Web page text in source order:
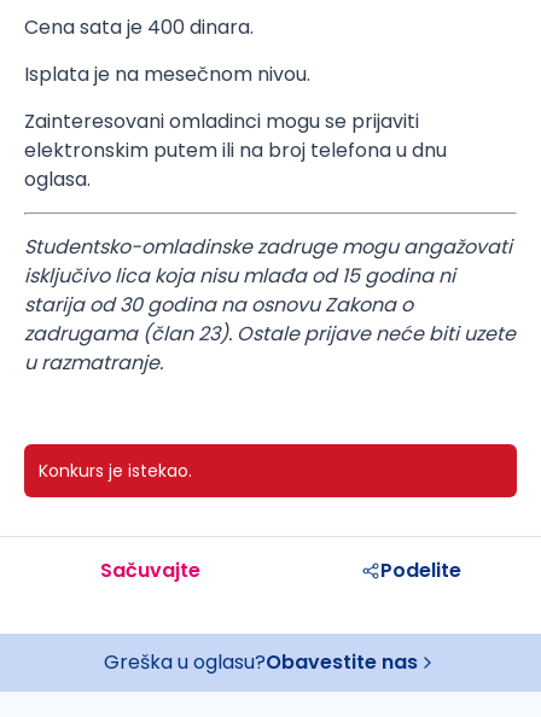
Cena sata je 400 dinara.
Isplata je na mesečnom nivou.
Zainteresovani omladinci mogu se prijaviti
elektronskim putem ili na broj telefona u dnu
oglasa.
Studentsko-omladinske zadruge mogu angažovati
isključivo lica koja nisu mlađa od 15 godina ni
starija od 30 godina na osnovu Zakona o
zadrugama (član 23). Ostale prijave neće biti uzete
u razmatranje.
Konkurs je istekao.
Sačuvajte Podelite
Greška u oglasu?Obavestite nas